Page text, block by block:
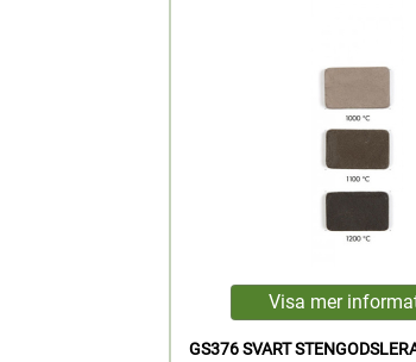
GS376 SVART